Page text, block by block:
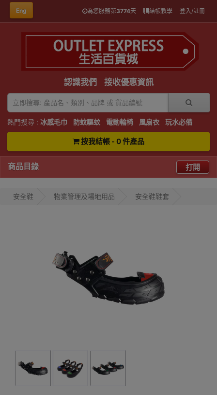
Eng 為您服務第3774天 結帳教學 登入/註冊
認識我們 接收優惠資訊
熱門搜尋 : 冰感毛巾 防蚊驅蚊 電動輪椅 風扇衣 玩水必備
按我結帳 - 0 件產品
商品目錄 打開
安全鞋 物業管理及場地用品 安全鞋鞋套